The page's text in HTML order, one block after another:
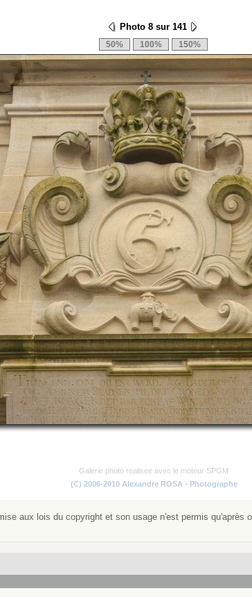
Photo 8 sur 141
Galerie photo realisee avec le moteur SPGM
(C) 2006-2010 Alexandre ROSA - Photographe
aux lois du copyright et son usage n'est permis qu'après